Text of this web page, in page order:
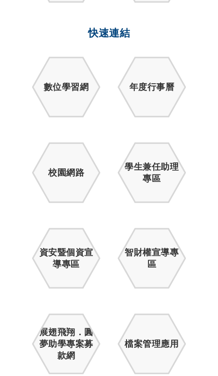
快速連結
數位學習網 年度行事曆
校園網路
學生兼任助理
專區
資安暨個資宣
導專區
智財權宣導專
區
展翅飛翔．圓
夢助學專案募
款網
檔案管理應用